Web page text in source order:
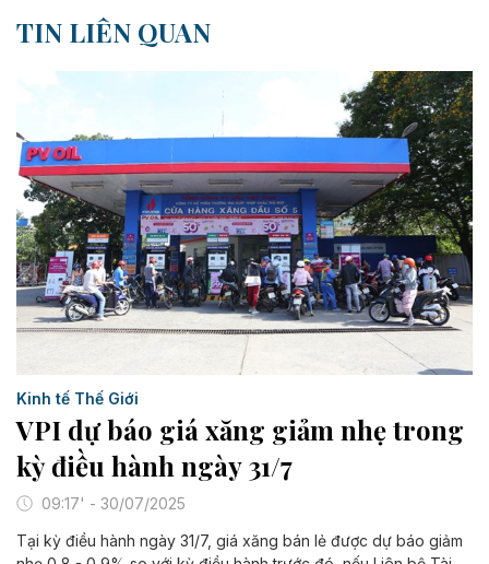
TIN LIÊN QUAN
Kinh tế Thế Giới
VPI dự báo giá xăng giảm nhẹ trong
kỳ điều hành ngày 31/7
09:17' - 30/07/2025
Tại kỳ điều hành ngày 31/7, giá xăng bán lẻ được dự báo giảm